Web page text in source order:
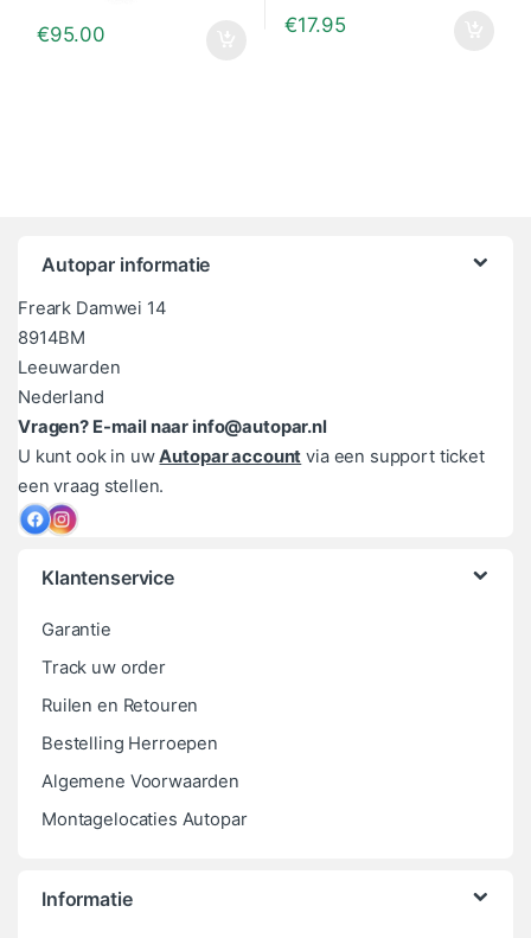
€95.00 €17.95
Autopar informatie
Freark Damwei 14
8914BM
Leeuwarden
Nederland
Vragen? E-mail naar info@autopar.nl
U kunt ook in uwAutopar account via een support ticket
een vraag stellen.
Klantenservice
Garantie
Track uw order
Ruilen en Retouren
Bestelling Herroepen
Algemene Voorwaarden
Montagelocaties Autopar
Informatie